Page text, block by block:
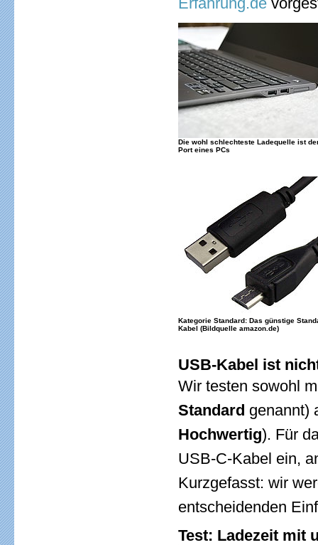
Die wohl schlechteste Ladequelle ist
Port eines PCs
Kategorie Standard: Das günstige
Kabel (Bildquelle amazon.de)
USB-Kabel ist
Wir testen sowohl
Standard genannt)
Hochwertig). Für
USB-C-Kabel ein,
Kurzgefasst: wir
entscheidenden
Test: Ladezeit mit